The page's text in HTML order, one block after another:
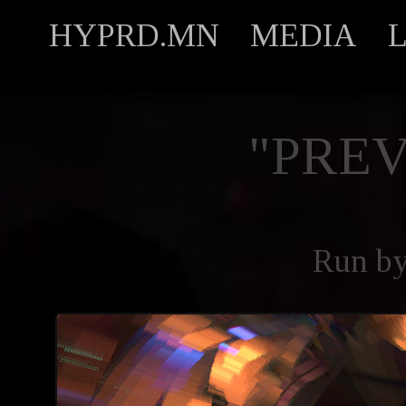
HYPRD.MN MEDIA
Run